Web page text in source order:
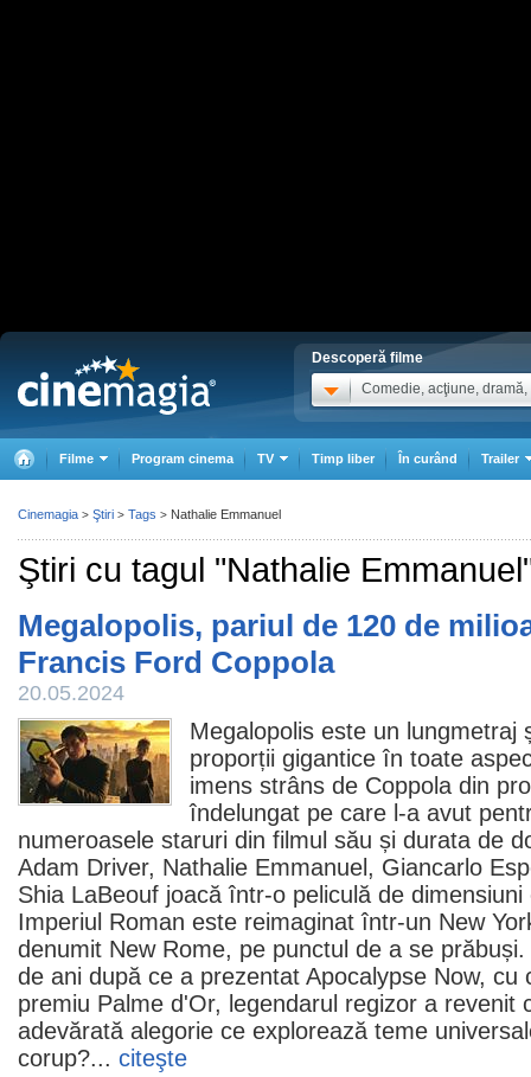
Descoperă filme
Comedie, acţiune, dramă,
Filme Program cinema TV Timp liber În curând Trailer
Ştiri cu tagul "Nathalie
Megalopolis, pariul de 120 de
Francis Ford Coppola
20.05.2024
Megalopolis este un lungmetraj
proporții gigantice în toate
imens strâns de Coppola din
îndelungat pe care l-a avut
numeroasele staruri din filmul său și durata de
Adam Driver, Nathalie Emmanuel , Giancarlo
Shia LaBeouf joacă într-o peliculă de
Imperiul Roman este reimaginat într-un New
denumit New Rome, pe punctul de a se
de ani după ce a prezentat Apocalypse Now, cu
premiu Palme d'Or, legendarul regizor a revenit
adevărată alegorie ce explorează teme
corup?... citeşte
Cinemagia > Ştiri > Tags > Nathalie Emmanuel